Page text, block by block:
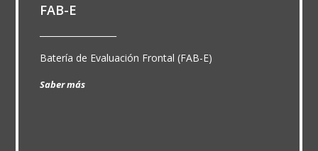
FAB-E
Batería de Evaluación Frontal (FAB-E)
Saber más